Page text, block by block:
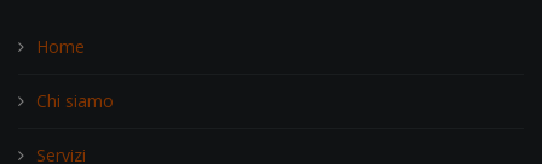
Home
Chi siamo
Servizi